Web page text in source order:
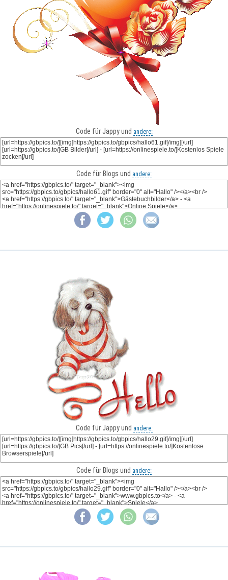
Code für Jappy und andere:
Code für Blogs und andere:
Code für Jappy und andere:
Code für Blogs und andere: